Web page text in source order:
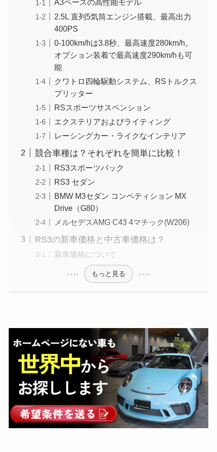
A3ベースの高性能モデル
2.5L 直列5気筒エンジン搭載、最高出力
400PS
0-100km/hは3.8秒、最高速度280km/h。
オプション装着で最高速度290km/hも可
能
クワトロ四輪駆動システム、RSトルクス
プリッター
RSスポーツサスペンション
エクステリアおよびライティング
レーシングカー・ライクなインテリア
競合車種は？それぞれを簡単に比較！
RS3スポーツバック
RS3 セダン
BMW M3セダン コンペティション MX
Drive（G80）
メルセデスAMG C43 4マチック(W206)
RS3の新車価格と中古車価格は？
新車価格について
もっと見る